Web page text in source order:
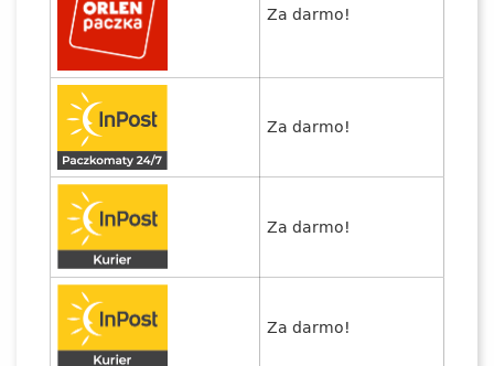
Za darmo!
Za darmo!
Za darmo!
Za darmo!